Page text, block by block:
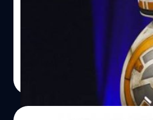
เมื่อหุ่นในภาพยนตร์สงครามอวก
| 3989 days ago